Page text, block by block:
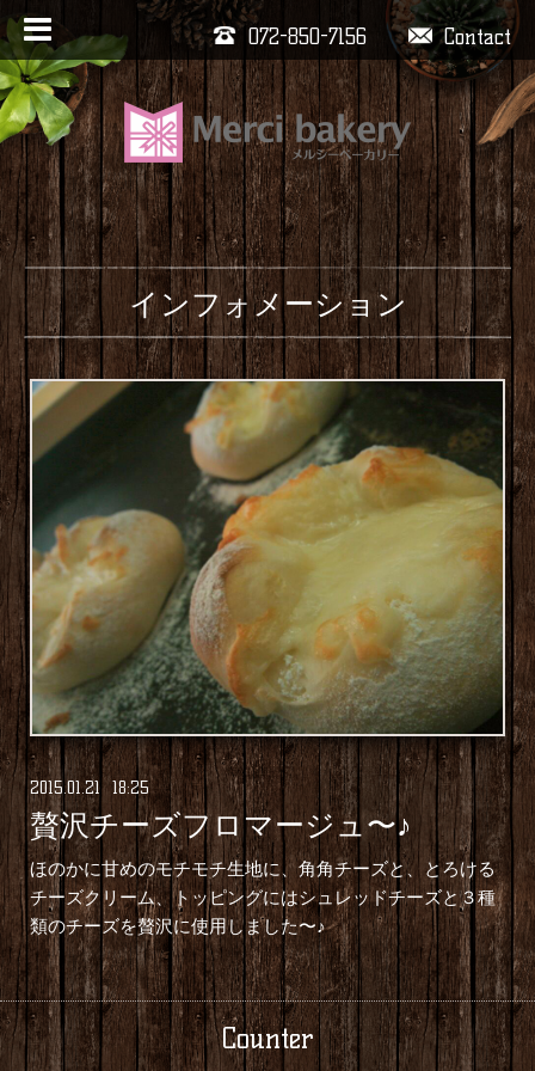
Contact
072-850-7156
インフォメーション
2015.01.21 18:25
贅沢チーズフロマージュ〜♪
ほのかに甘めのモチモチ生地に、角角チーズと、とろける
チーズクリーム、トッピングにはシュレッドチーズと３種
類のチーズを贅沢に使用しました〜♪
Counter